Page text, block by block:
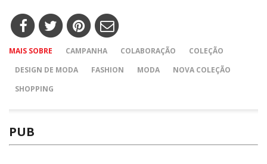
MAIS SOBRE CAMPANHA COLABORAÇÃO
COLEÇÃO
DESIGN DE MODA
FASHION MODA
NOVA COLEÇÃO
SHOPPING
PUB